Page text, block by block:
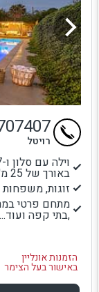
באורך של 25 מ' ומפרט טכני עשיר
זוגות, משפחות
,בתי קפה ועוד...
הזמנות אונליין
באישור בעל הצימר
רויטל